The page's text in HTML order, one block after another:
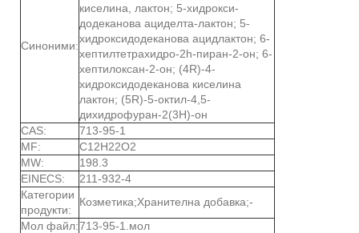
Синоними:
киселина, лактон; 5-хидрокси-
додеканова ациделта-лактон; 5-
хидроксидодеканова ацидлактон; 6-
хептилтетрахидро-2h-пиран-2-он; 6-
хептилоксан-2-он; (4R)-4-
хидроксидодеканова киселина
лактон; (5R)-5-октил-4,5-
дихидрофуран-2(3Н)-он
CAS:
713-95-1
MF:
C12H22O2
MW:
198.3
EINECS:
211-932-4
Категории
продукти:
Козметика;Хранителна добавка;-
Мол файл:713-95-1.мол